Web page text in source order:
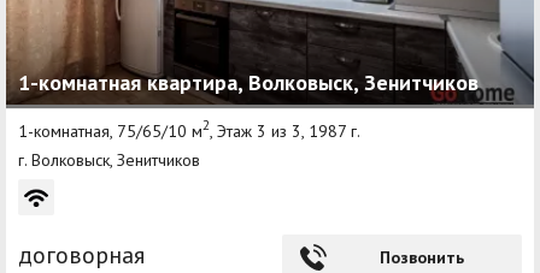
1-комнатная квартира, Волковыск, Зенитчиков
1-комнатная, 75/65/10 м2, Этаж 3 из 3, 1987 г.
г. Волковыск, Зенитчиков
договорная Позвонить